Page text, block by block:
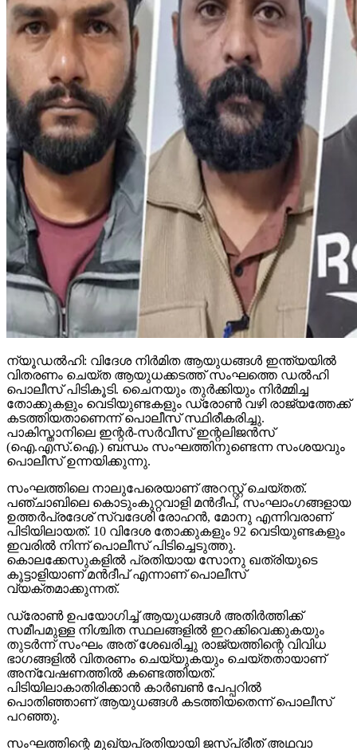
ന്യൂഡല്‍ഹി: വിദേശ നിര്‍മിത ആയുധങ്ങള്‍ ഇന്ത്യയില്‍
വിതരണം ചെയ്ത ആയുധക്കടത്ത് സംഘത്തെ ഡല്‍ഹി
പൊലീസ് പിടികൂടി. ചൈനയും തുര്‍ക്കിയും നിര്‍മ്മിച്ച
തോക്കുകളും വെടിയുണ്ടകളും ഡ്രോണ്‍ വഴി രാജ്യത്തേക്ക്
കടത്തിയതാണെന്ന് പൊലീസ് സ്ഥിരീകരിച്ചു.
പാകിസ്താനിലെ ഇന്റര്‍-സര്‍വീസ് ഇന്റലിജന്‍സ്
(ഐ.എസ്.ഐ.) ബന്ധം സംഘത്തിനുണ്ടെന്ന സംശയവും
പൊലീസ് ഉന്നയിക്കുന്നു.
സംഘത്തിലെ നാലുപേരെയാണ് അറസ്റ്റ് ചെയ്തത്.
പഞ്ചാബിലെ കൊടുംകുറ്റവാളി മന്‍ദീപ്, സംഘാംഗങ്ങളായ
ഉത്തര്‍പ്രദേശ് സ്വദേശി രോഹന്‍, മോനു എന്നിവരാണ്
പിടിയിലായത്. 10 വിദേശ തോക്കുകളും 92 വെടിയുണ്ടകളും
ഇവരില്‍ നിന്ന് പൊലീസ് പിടിച്ചെടുത്തു.
കൊലക്കേസുകളില്‍ പ്രതിയായ സോനു ഖത്രിയുടെ
കൂട്ടാളിയാണ് മന്‍ദീപ് എന്നാണ് പൊലീസ്
വ്യക്തമാക്കുന്നത്.
ഡ്രോണ്‍ ഉപയോഗിച്ച് ആയുധങ്ങള്‍ അതിര്‍ത്തിക്ക്
സമീപമുള്ള നിശ്ചിത സ്ഥലങ്ങളില്‍ ഇറക്കിവെക്കുകയും
തുടര്‍ന്ന് സംഘം അത് ശേഖരിച്ചു രാജ്യത്തിന്റെ വിവിധ
ഭാഗങ്ങളില്‍ വിതരണം ചെയ്യുകയും ചെയ്തതായാണ്
അന്വേഷണത്തില്‍ കണ്ടെത്തിയത്.
പിടിയിലാകാതിരിക്കാന്‍ കാര്‍ബണ്‍ പേപ്പറില്‍
പൊതിഞ്ഞാണ് ആയുധങ്ങള്‍ കടത്തിയതെന്ന് പൊലീസ്
പറഞ്ഞു.
സംഘത്തിന്റെ മുഖ്യപ്രതിയായി ജസ്പ്രീത് അഥവാ